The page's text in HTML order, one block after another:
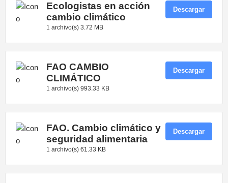
Ecologistas en acción
cambio climático
1 archivo(s) 3.72 MB
Descargar
FAO CAMBIO
CLIMÁTICO
1 archivo(s) 993.33 KB
Descargar
FAO. Cambio climático y
seguridad alimentaria
1 archivo(s) 61.33 KB
Descargar